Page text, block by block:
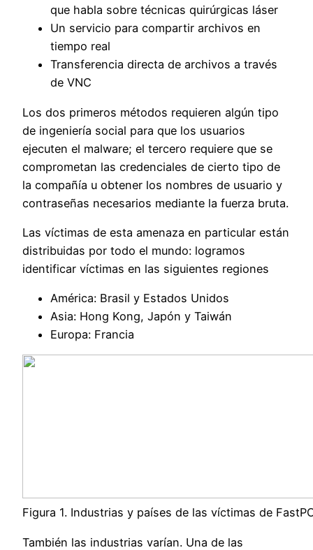
que habla sobre técnicas quirúrgicas láser
Un servicio para compartir archivos en
tiempo real
Transferencia directa de archivos a través
de VNC
Los dos primeros métodos requieren algún tipo
de ingeniería social para que los usuarios
ejecuten el malware; el tercero requiere que se
comprometan las credenciales de cierto tipo de
la compañía u obtener los nombres de usuario y
contraseñas necesarios mediante la fuerza bruta.
Las víctimas de esta amenaza en particular están
distribuidas por todo el mundo: logramos
identificar víctimas en las siguientes regiones
América: Brasil y Estados Unidos
Asia: Hong Kong, Japón y Taiwán
Europa: Francia
Figura 1. Industrias y países de las víctimas de
También las industrias varían. Una de las